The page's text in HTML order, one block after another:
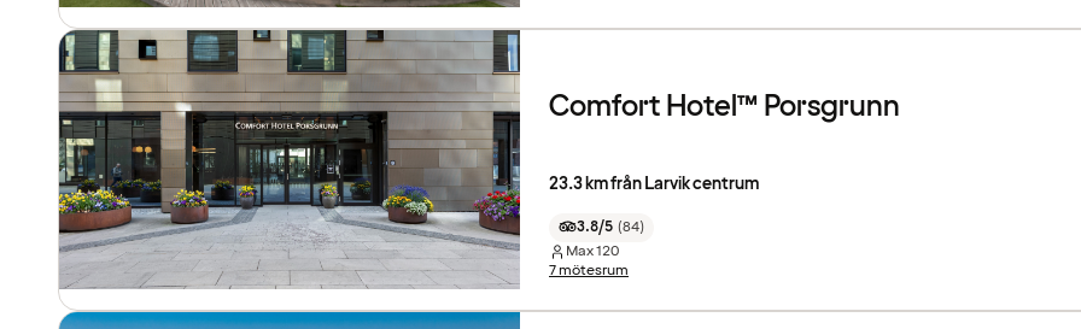
Comfort Hotel™ Porsgrunn
23.3 km från Larvik centrum
3.8/5 (84)
Max120
7 mötesrum